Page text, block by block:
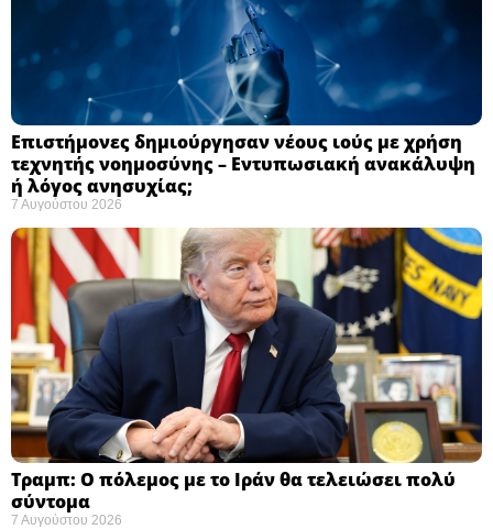
Επιστήμονες δημιούργησαν νέους ιούς με χρήση
τεχνητής νοημοσύνης – Εντυπωσιακή ανακάλυψη
ή λόγος ανησυχίας; ​
7 Αυγούστου 2026
Τραμπ: Ο πόλεμος με το Ιράν θα τελειώσει πολύ
σύντομα ​
7 Αυγούστου 2026